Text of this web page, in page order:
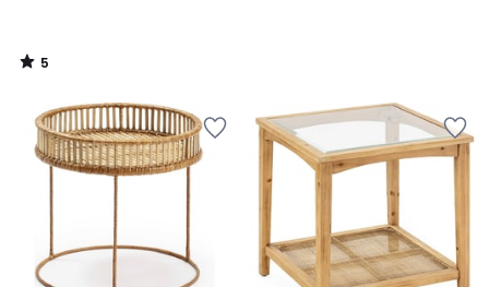
5
/